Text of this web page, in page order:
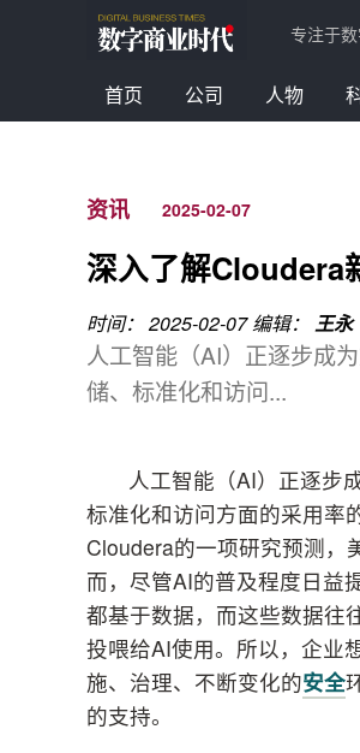
专注于
首页 公司 人物
资讯 2025-02-07
深入了解Cloudera
时间： 2025-02-07编辑： 王永
人工智能（AI）正逐步成
储、标准化和访问...
人工智能（AI）正逐步
标准化和访问方面的采用率
Cloudera的一项研究预测，
而，尽管AI的普及程度日益
都基于数据，而这些数据往
投喂给AI使用。所以，企业
施、治理、不断变化的安全
的支持。